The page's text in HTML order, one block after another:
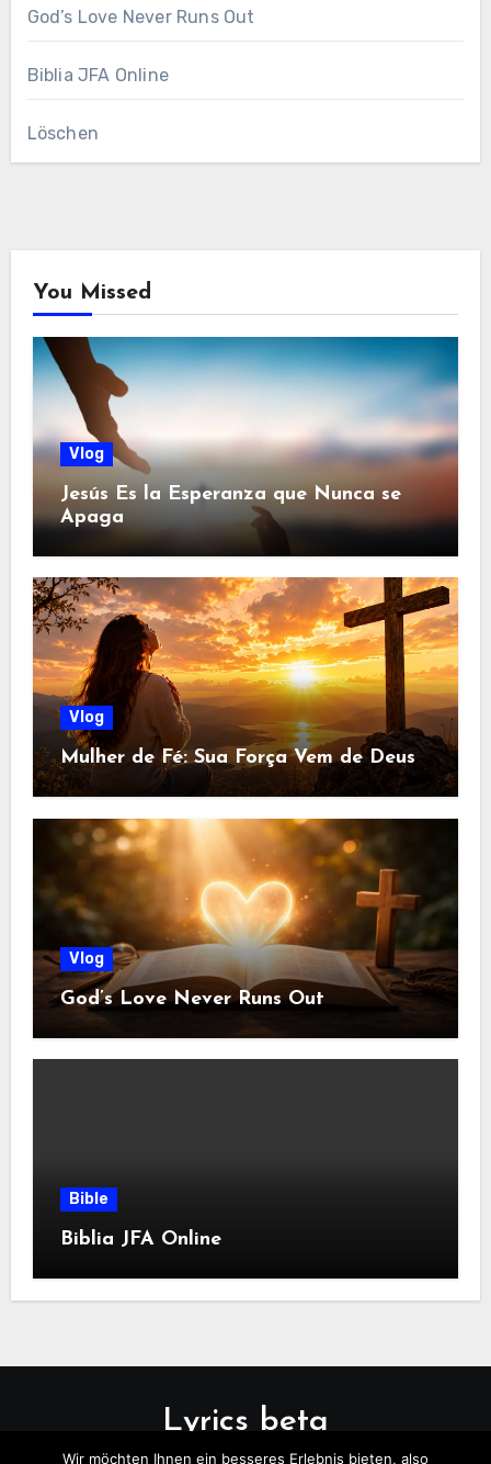
God’s Love Never Runs Out
Biblia JFA Online
Löschen
You Missed
Vlog
Jesús Es la Esperanza que Nunca se
Apaga
Vlog
Mulher de Fé: Sua Força Vem de Deus
Vlog
God’s Love Never Runs Out
Bible
Biblia JFA Online
Lyrics beta
Wir möchten Ihnen ein besseres Erlebnis bieten, also